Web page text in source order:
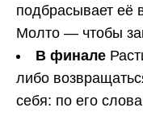
подбрасывает её
Молто — чтобы
В финале
либо
себя: по его